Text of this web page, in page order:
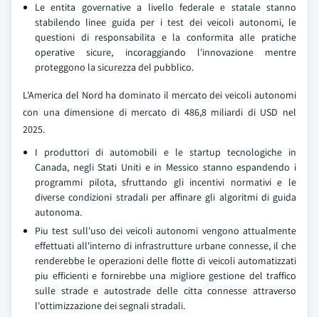
Le entita governative a livello federale e statale stanno
stabilendo linee guida per i test dei veicoli autonomi, le
questioni di responsabilita e la conformita alle pratiche
operative sicure, incoraggiando l'innovazione mentre
proteggono la sicurezza del pubblico.
L'America del Nord ha dominato il mercato dei veicoli autonomi
con una dimensione di mercato di 486,8 miliardi di USD nel
2025.
I produttori di automobili e le startup tecnologiche in
Canada, negli Stati Uniti e in Messico stanno espandendo i
programmi pilota, sfruttando gli incentivi normativi e le
diverse condizioni stradali per affinare gli algoritmi di guida
autonoma.
Piu test sull'uso dei veicoli autonomi vengono attualmente
effettuati all'interno di infrastrutture urbane connesse, il che
renderebbe le operazioni delle flotte di veicoli automatizzati
piu efficienti e fornirebbe una migliore gestione del traffico
sulle strade e autostrade delle citta connesse attraverso
l'ottimizzazione dei segnali stradali.